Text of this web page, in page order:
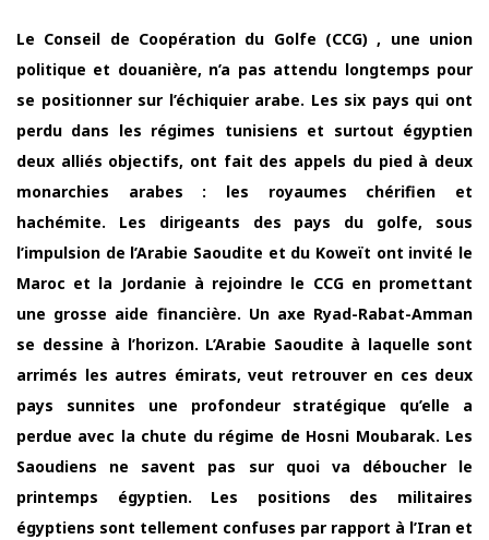
Le Conseil de Coopération du Golfe (CCG) , une union
politique et douanière, n’a pas attendu longtemps pour
se positionner sur l’échiquier arabe. Les six pays qui ont
perdu dans les régimes tunisiens et surtout égyptien
deux alliés objectifs, ont fait des appels du pied à deux
monarchies arabes : les royaumes chérifien et
hachémite. Les dirigeants des pays du golfe, sous
l’impulsion de l’Arabie Saoudite et du Koweït ont invité le
Maroc et la Jordanie à rejoindre le CCG en promettant
une grosse aide financière. Un axe Ryad-Rabat-Amman
se dessine à l’horizon. L’Arabie Saoudite à laquelle sont
arrimés les autres émirats, veut retrouver en ces deux
pays sunnites une profondeur stratégique qu’elle a
perdue avec la chute du régime de Hosni Moubarak. Les
Saoudiens ne savent pas sur quoi va déboucher le
printemps égyptien. Les positions des militaires
égyptiens sont tellement confuses par rapport à l’Iran et